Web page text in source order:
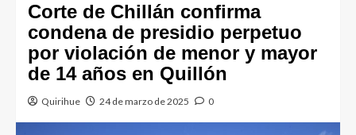
Corte de Chillán confirma
condena de presidio perpetuo
por violación de menor y mayor
de 14 años en Quillón
Quirihue 24 de marzo de 2025 0